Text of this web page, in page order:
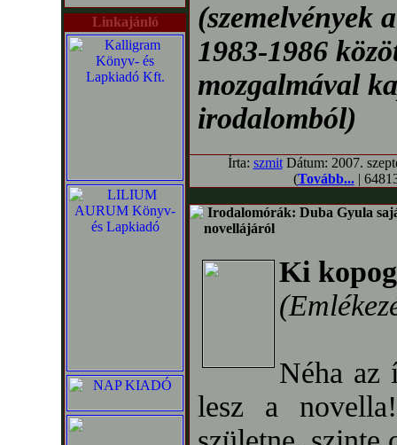
Linkajánló
(szemelvények
1983-1986
mozgalmával
irodalomból)
Írta: szmitDátum: 2007.
(Tovább...|
Irodalomórák: Duba Gyula
novellájáról
Ki
Néha az
lesz a